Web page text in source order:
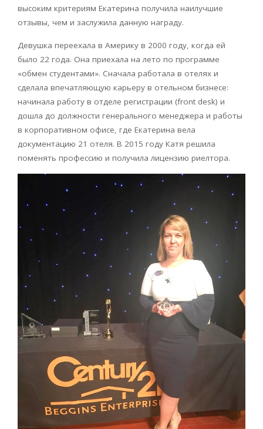
высоким критериям Екатерина получила наилучшие
отзывы, чем и заслужила данную награду.
Девушка переехала в Америку в 2000 году, когда ей
было 22 года. Она приехала на лето по программе
«обмен студентами». Сначала работала в отелях и
сделала впечатляющую карьеру в отельном бизнесе:
начинала работу в отделе регистрации (front desk) и
дошла до должности генерального менеджера и работы
в корпоративном офисе, где Екатерина вела
документацию 21 отеля. В 2015 году Катя решила
поменять профессию и получила лицензию риелтора.